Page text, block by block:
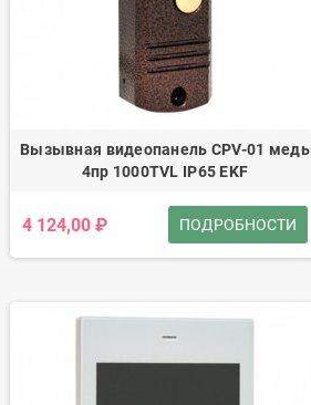
Вызывная видеопанель CPV-01 медь
4пр 1000TVL IP65 EKF
4 124,00 ₽ ПОДРОБНОСТИ